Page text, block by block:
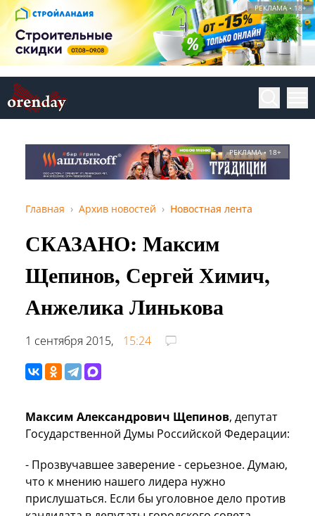
РЕКЛАМА • 18+
РЕКЛАМА • 18+
Главная Архив новостей Новостная лента
СКАЗАНО: Максим
Щепинов, Сергей Химич,
Анжелика Линькова
1 сентября 2015, 15:24
Максим Александрович Щепинов, депутат
Государственной Думы Российской Федерации:
- Прозвучавшее заверение - серьезное. Думаю,
что к мнению нашего лидера нужно
прислушаться. Если бы уголовное дело против